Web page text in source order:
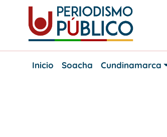
content
Periodismo
Noticias
Inicio
Soacha Cundinamarca